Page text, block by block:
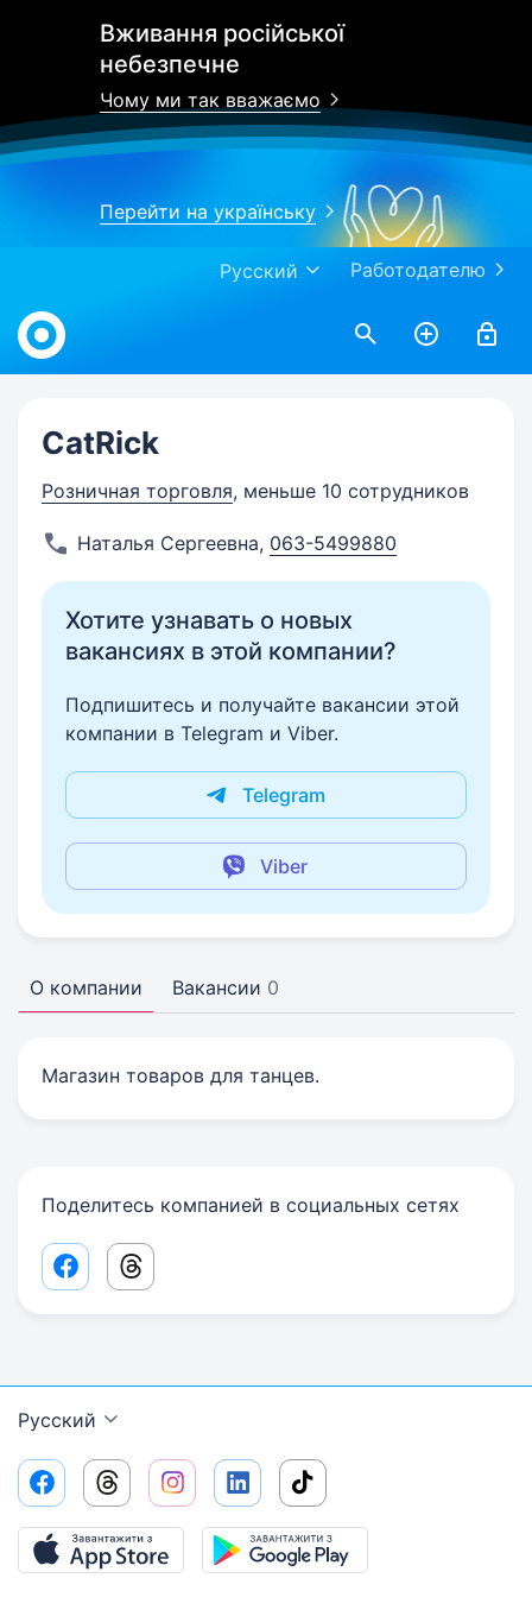
Вживання російської
небезпечне
Чому ми так вважаємо
Перейти на українську
Работодателю
Русский
Work.ua
CatRick
Розничная торговля, меньше 10 сотрудников
Наталья Сергеевна, 063-5499880
Хотите узнавать о новых
вакансиях в этой компании?
Подпишитесь и получайте вакансии этой
компании в Telegram и Viber.
Telegram
Viber
О компании Вакансии 0
Магазин товаров для танцев.
Поделитесь компанией в социальных сетях
Facebook share link
Threads share link
Русский